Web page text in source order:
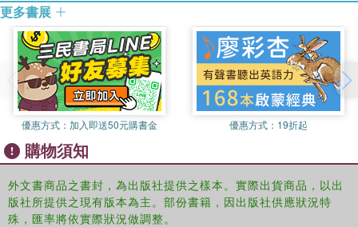
更多書展
優惠方式： 加入即送50元購書金 優惠方式： 19折起
購物須知
外文書商品之書封，為出版社提供之樣本。實際出貨商品，以出
版社所提供之現有版本為主。部份書籍，因出版社供應狀況特
殊，匯率將依實際狀況做調整。